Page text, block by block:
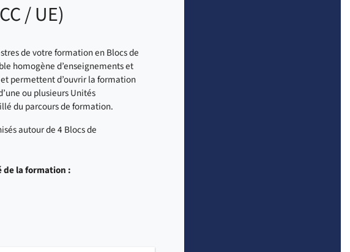
/ UE)
de votre formation en Blocs de
homogène d’enseignements et
permettent d’ouvrir la formation
ou plusieurs Unités
du parcours de formation.
autour de 4 Blocs de
de la formation :